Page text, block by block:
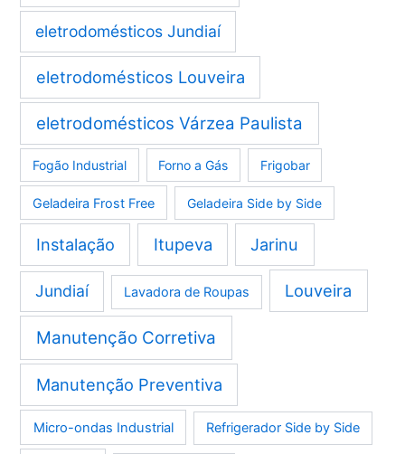
eletrodomésticos Jundiaí
eletrodomésticos Louveira
eletrodomésticos Várzea Paulista
Fogão Industrial Forno a Gás Frigobar
Geladeira Frost Free Geladeira Side by Side
Instalação Itupeva Jarinu
Jundiaí Lavadora de Roupas Louveira
Manutenção Corretiva
Manutenção Preventiva
Micro-ondas Industrial Refrigerador Side by Side